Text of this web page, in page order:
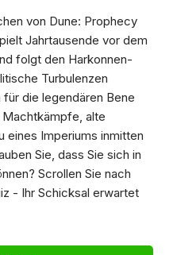
von Dune: Prophecy
Jahrtausende vor dem
folgt den Harkonnen-
Turbulenzen
die legendären Bene
alte
eines Imperiums inmitten
Sie, dass Sie sich in
Scrollen Sie nach
- Ihr Schicksal erwartet